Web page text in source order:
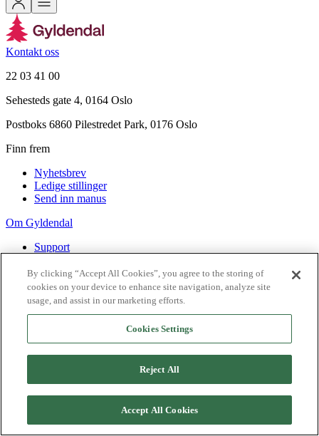
Kontakt oss
22 03 41 00
Sehesteds gate 4, 0164 Oslo
Postboks 6860 Pilestredet Park, 0176 Oslo
Finn frem
Nyhetsbrev
Ledige stillinger
Send inn manus
Om Gyldendal
Support
Agency
2026Gyldendal
Personvernerklæringer
Informasjonskapsler
By clicking “Accept All Cookies”, you agree to the storing of
cookies on your device to enhance site navigation, analyze site
usage, and assist in our marketing efforts.
Cookies Settings
Reject All
Accept All Cookies